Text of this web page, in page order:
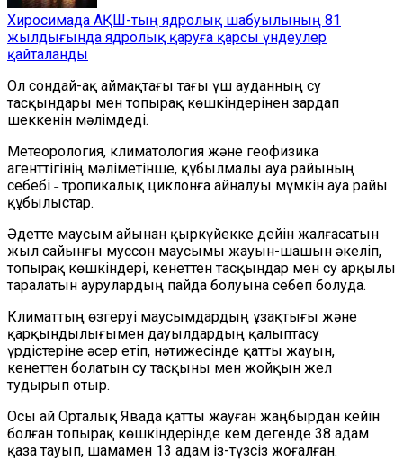
Хиросимада АҚШ-тың ядролық шабуылының 81
жылдығында ядролық қаруға қарсы үндеулер
қайталанды
Ол сондай-ақ аймақтағы тағы үш ауданның су
тасқындары мен топырақ көшкіндерінен зардап
шеккенін мәлімдеді.
Метеорология, климатология және геофизика
агенттігінің мәліметінше, құбылмалы ауа райының
себебі ˗ тропикалық циклонға айналуы мүмкін ауа райы
құбылыстар.
Әдетте маусым айынан қыркүйекке дейін жалғасатын
жыл сайынғы муссон маусымы жауын-шашын әкеліп,
топырақ көшкіндері, кенеттен тасқындар мен су арқылы
таралатын аурулардың пайда болуына себеп болуда.
Климаттың өзгеруі маусымдардың ұзақтығы және
қарқындылығымен дауылдардың қалыптасу
үрдістеріне әсер етіп, нәтижесінде қатты жауын,
кенеттен болатын су тасқыны мен жойқын жел
тудырып отыр.
Осы ай Орталық Явада қатты жауған жаңбырдан кейін
болған топырақ көшкіндерінде кем дегенде 38 адам
қаза тауып, шамамен 13 адам із-түзсіз жоғалған.